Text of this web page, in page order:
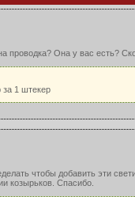
проводка? Она у вас есть?
за 1 штекер
чтобы добавить эти
козырьков. Спасибо.